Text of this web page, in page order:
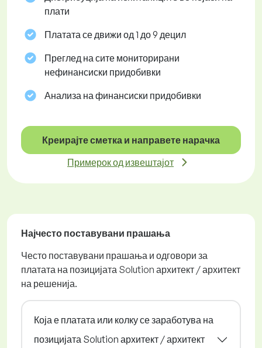
плати
Платата се движи од 1 до 9 децил
Преглед на сите мониторирани
нефинансиски придобивки
Анализа на финансиски придобивки
Креирајте сметка и направете нарачка
Примерок од извештајот
Најчесто поставувани прашања
Често поставувани прашања и одговори за
платата на позицијата Solution архитект / архитект
на решенија.
Која е платата или колку се заработува на
позицијата Solution архитект / архитект